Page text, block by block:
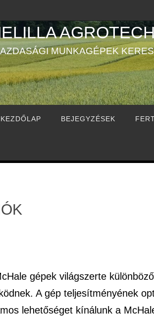
MUNKAGÉPEK
KEZDŐLAP BEJEGYZÉSEK
gépek világszerte
A gép teljesítményének
lehetőséget kínálunk a